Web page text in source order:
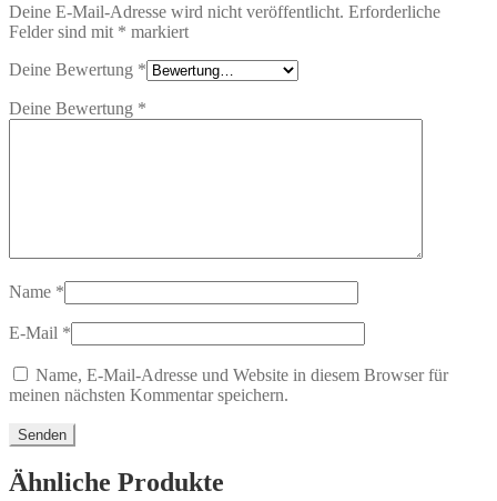
Deine E-Mail-Adresse wird nicht veröffentlicht. Erforderliche
Felder sind mit * markiert
Deine Bewertung *
Deine Bewertung *
Name *
E-Mail *
Name, E-Mail-Adresse und Website in diesem Browser für
meinen nächsten Kommentar speichern.
Ähnliche Produkte